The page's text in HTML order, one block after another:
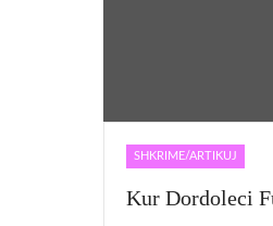
SHKRIME/ARTIKUJ
Kur Dordoleci